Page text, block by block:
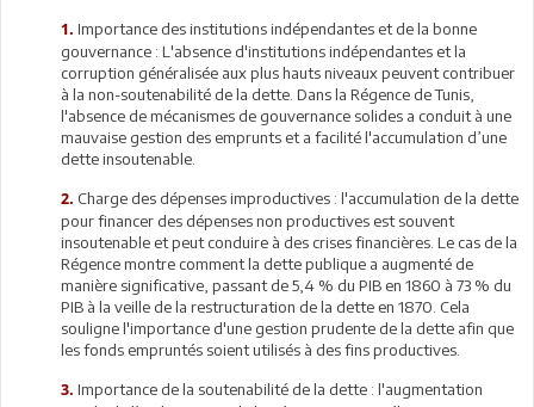
1. Importance des institutions indépendantes et de la bonne
gouvernance : L'absence d'institutions indépendantes et la
corruption généralisée aux plus hauts niveaux peuvent contribuer
à la non-soutenabilité de la dette. Dans la Régence de Tunis,
l'absence de mécanismes de gouvernance solides a conduit à une
mauvaise gestion des emprunts et a facilité l'accumulation d’une
dette insoutenable.
2. Charge des dépenses improductives : l'accumulation de la dette
pour financer des dépenses non productives est souvent
insoutenable et peut conduire à des crises financières. Le cas de la
Régence montre comment la dette publique a augmenté de
manière significative, passant de 5,4 % du PIB en 1860 à 73 % du
PIB à la veille de la restructuration de la dette en 1870. Cela
souligne l'importance d'une gestion prudente de la dette afin que
les fonds empruntés soient utilisés à des fins productives.
3. Importance de la soutenabilité de la dette : l'augmentation